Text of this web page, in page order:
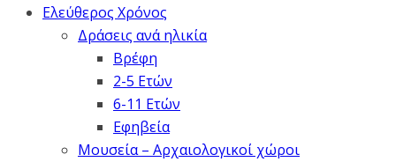
Ελεύθερος Χρόνος
Δράσεις ανά ηλικία
Βρέφη
2-5 Ετών
6-11 Ετών
Εφηβεία
Μουσεία – Αρχαιολογικοί χώροι